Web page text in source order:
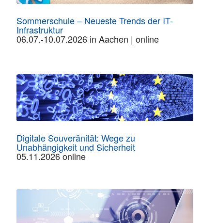
Sommerschule – Neueste Trends der IT-
Infrastruktur
06.07.-10.07.2026 in Aachen | online
Digitale Souveränität: Wege zu
Unabhängigkeit und Sicherheit
05.11.2026 online